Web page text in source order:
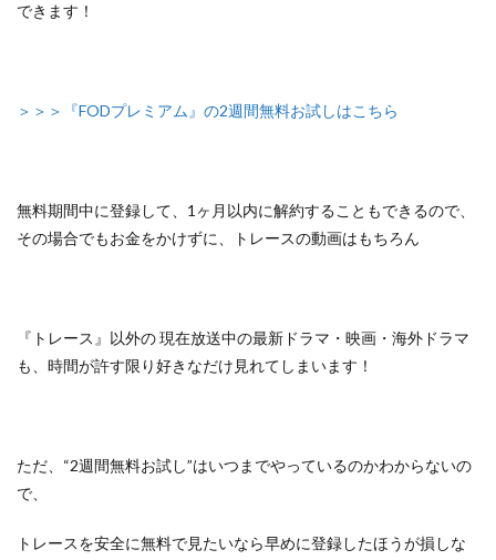
できます！
＞＞＞『FODプレミアム』の2週間無料お試しはこちら
無料期間中に登録して、1ヶ月以内に解約することもできるので、
その場合でもお金をかけずに、トレースの動画はもちろん
『トレース』以外の現在放送中の最新ドラマ・映画・海外ドラマ
も、 時間が許す限り好きなだけ見れてしまいます！
ただ、 “2週間無料お試し”はいつまでやっているのかわからないの
で、
トレースを安全に無料で見たいなら早めに登録したほうが損しな